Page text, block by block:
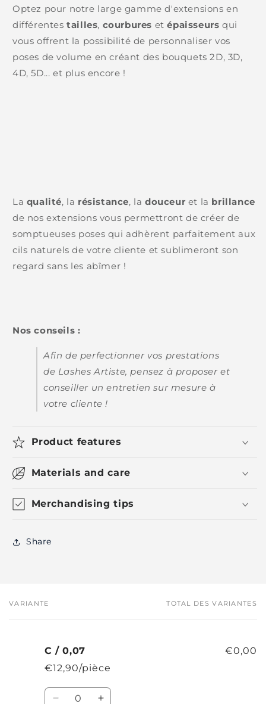
Optez pour notre large gamme d'extensions en
différentestailles, courbures etépaisseurs qui
vous offrent la possibilité de personnaliser vos
poses de volume en créant des bouquets 2D, 3D,
4D, 5D... et plus encore !
La qualité, la résistance, ladouceur et la brillance
de nos extensions vous permettront de créer de
somptueuses poses qui adhèrent parfaitement aux
cils naturels de votre cliente et sublimeront son
regard sans les abîmer !
Nos conseils :
Afin de perfectionner vos prestations
de Lashes Artiste, pensez à proposer et
conseiller un entretien sur mesure à
votre cliente !
Product features
Materials and care
Merchandising tips
Share
Votre
VARIANTE TOTAL DES VARIANTES
C / 0,07
€12,90/pièce
€0,00
Quantité